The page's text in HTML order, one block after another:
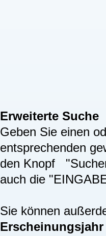
Erweiterte Suche
Geben Sie einen
entsprechenden
den Knopf
auch die
Sie können